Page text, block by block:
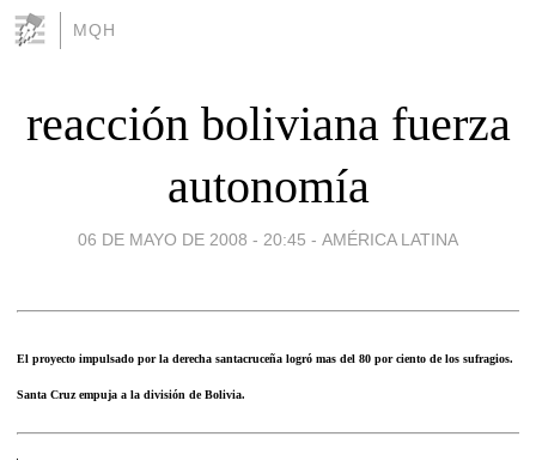
MQH
reacción boliviana fuerza
autonomía
06 DE MAYO DE 2008 - 20:45 - AMÉRICA LATINA
El proyecto impulsado por la derecha santacruceña logró mas del 80 por ciento de los sufragios.
Santa Cruz empuja a la división de Bolivia.